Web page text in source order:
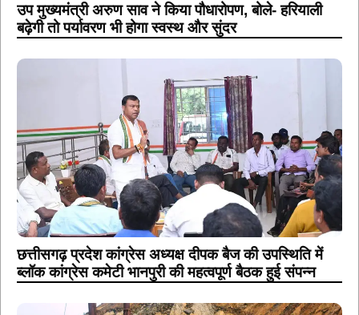
उप मुख्यमंत्री अरुण साव ने किया पौधारोपण, बोले- हरियाली
बढ़ेगी तो पर्यावरण भी होगा स्वस्थ और सुंदर
छत्तीसगढ़ प्रदेश कांग्रेस अध्यक्ष दीपक बैज की उपस्थिति में
ब्लॉक कांग्रेस कमेटी भानपुरी की महत्वपूर्ण बैठक हुई संपन्न